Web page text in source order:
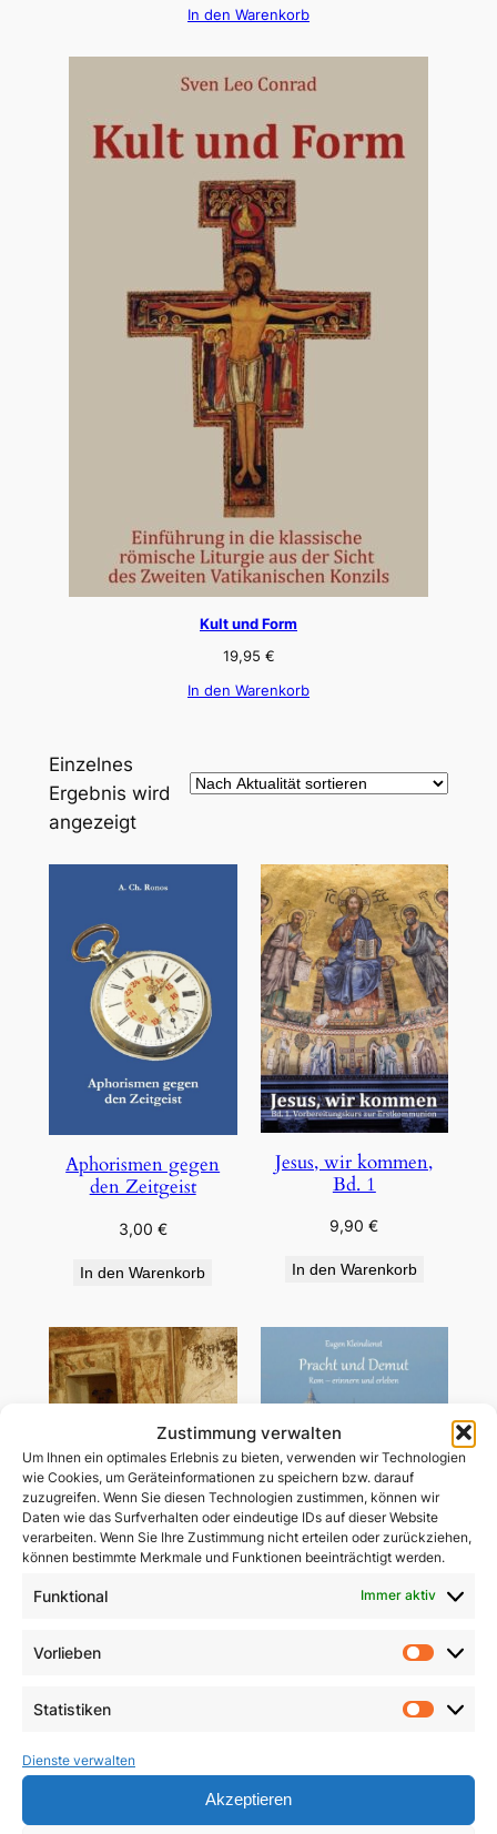
Zustimmung verwalten
Um Ihnen ein optimales Erlebnis zu bieten, verwenden wir Technologien
wie Cookies, um Geräteinformationen zu speichern bzw. darauf
zuzugreifen. Wenn Sie diesen Technologien zustimmen, können wir
Daten wie das Surfverhalten oder eindeutige IDs auf dieser Website
verarbeiten. Wenn Sie Ihre Zustimmung nicht erteilen oder zurückziehen,
können bestimmte Merkmale und Funktionen beeinträchtigt werden.
Funktional Immer aktiv
Vorlieben
Statistiken
Dienste verwalten
Akzeptieren
In den Warenkorb
Kult und Form
19,95 €
In den Warenkorb
Einzelnes
Ergebnis wird
angezeigt
Aphorismen gegen
den Zeitgeist
3,00 €
In den Warenkorb
Jesus, wir kommen,
Bd. 1
9,90€
In den Warenkorb
In den Warenkorb In den Warenkorb